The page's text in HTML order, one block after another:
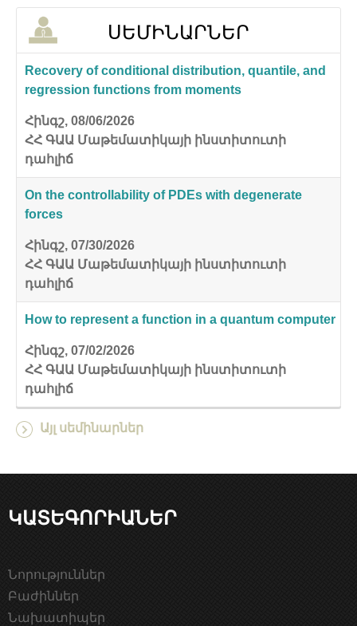
ՍԵՄԻՆԱՐՆԵՐ
Recovery of conditional distribution, quantile, and
regression functions from moments
Հինգշ, 08/06/2026
ՀՀ ԳԱԱ Մաթեմատիկայի ինստիտուտի
դահլիճ
On the controllability of PDEs with degenerate
forces
Հինգշ, 07/30/2026
ՀՀ ԳԱԱ Մաթեմատիկայի ինստիտուտի
դահլիճ
How to represent a function in a quantum computer
Հինգշ, 07/02/2026
ՀՀ ԳԱԱ Մաթեմատիկայի ինստիտուտի
դահլիճ
Այլ սեմինարներ
ԿԱՏԵԳՈՐԻԱՆԵՐ
Նորություններ
Բաժիններ
Նախատիպեր